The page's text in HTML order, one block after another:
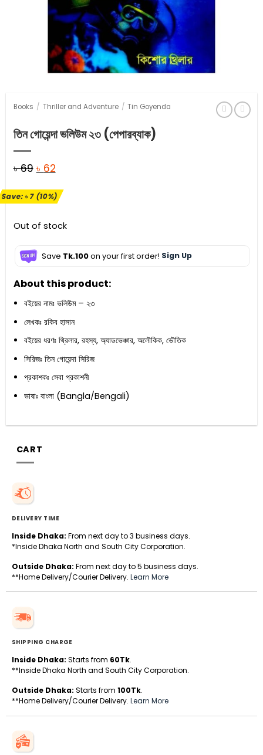
Books / Thriller and Adventure / Tin Goyenda
তিন গোয়েন্দা ভলিউম ২৩ (পেপারব্যাক)
৳69 Original
was:
৳ 62Current
is:
Save:৳7(10%)
Out of stock
Save Tk.100on your first order! Sign Up
About this product:
বইয়ের নামঃ ভলিউম – ২৩
লেখকঃ রকিব হাসান
বইয়ের ধরণঃ থ্রিলার, রহস্য, অ্যাডভেঞ্চার, অলৌকিক, ভৌতিক
সিরিজঃ তিন গোয়েন্দা সিরিজ
প্রকাশকঃ সেবা প্রকাশনী
ভাষাঃ বাংলা (Bangla/Bengali)
CART
DELIVERY TIME
Inside Dhaka: From next day to 3 business days.
*Inside Dhaka North and South City Corporation.
Outside Dhaka: From next day to 5 business days.
**Home Delivery/Courier Delivery. Learn More
SHIPPING CHARGE
Inside Dhaka: Starts from 60Tk.
**Inside Dhaka North and South City Corporation.
Outside Dhaka: Starts from 100Tk.
**Home Delivery/Courier Delivery. Learn More